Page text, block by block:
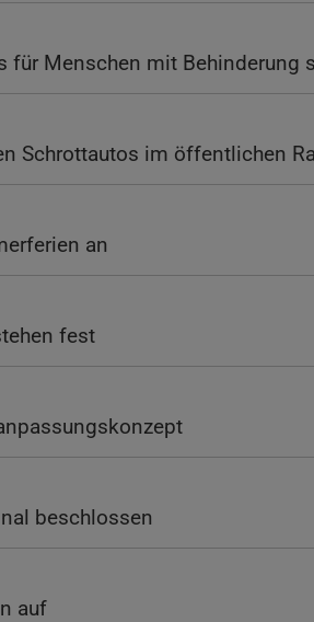
für Menschen mit Behinderung
Schrottautos im öffentlichen
an
fest
beschlossen
auf